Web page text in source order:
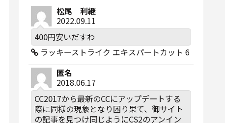
松尾 利継
2022.09.11
400円安いだすわ
ラッキーストライク エキスパートカット 6
匿名
2018.06.17
CC2017から最新のCCにアップデートする
際に同様の現象となり困り果て、御サイト
の記事を見つけ同じようにCS2のアンイン